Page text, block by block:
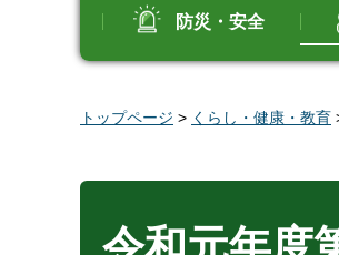
防災・安全
トップページ > くらし・健康・教育